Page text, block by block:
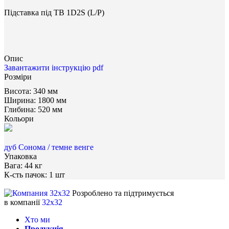
Підставка під ТВ 1D2S (L/Р)
Опис
Завантажити інструкцію pdf
Розміри
Висота: 340 мм
Ширина: 1800 мм
Глибина: 520 мм
Кольори
дуб Сонома / темне венге
Упаковка
Вага: 44 кг
К-сть пачок: 1 шт
Розроблено та підтримується
в компанії32x32
Хто ми